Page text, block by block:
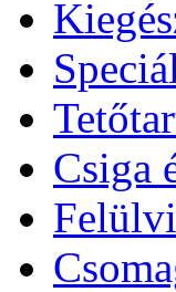
Csiga